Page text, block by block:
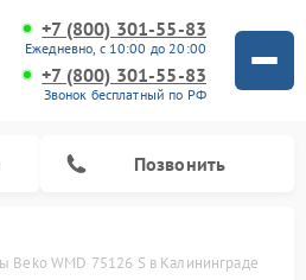
+7 (800) 301-55-83
Ежедневно, с 10:00 до 20:00
+7 (800) 301-55-83
Звонок бесплатный по РФ
Позвонить
Beko WMD 75126 S в Калининграде